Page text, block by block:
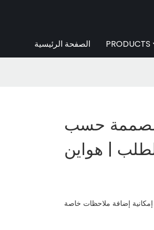
الصفحة الرئيسية PRODUCTS
حسب
| هواين